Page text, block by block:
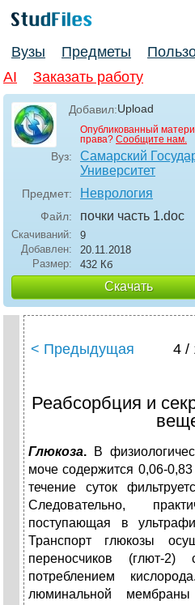
Вузы Предметы
AI
Заказать работу
Добавил:Upload
Опубликованный
права? Сообщите нам.
Вуз:
Самарский
Университет
Предмет: Неврология
Файл: почки часть 1.doc
Скачиваний:
9
Добавлен:
20.11.2018
Размер:
432 Кб
Скачать
< Предыдущая 4 /
Реабсорбция и
Глюкоза.
В
моче содержится 0,06-
течение суток
Следовательно,
поступающая в
Транспорт глюкозы
переносчиков (глют-
потреблением
люминальной